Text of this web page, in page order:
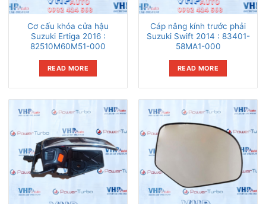
Cơ cấu khóa cửa hậu
Suzuki Ertiga 2016 :
82510M60M51-000
READ MORE
Cáp nâng kính trước phải
Suzuki Swift 2014 : 83401-
58MA1-000
READ MORE